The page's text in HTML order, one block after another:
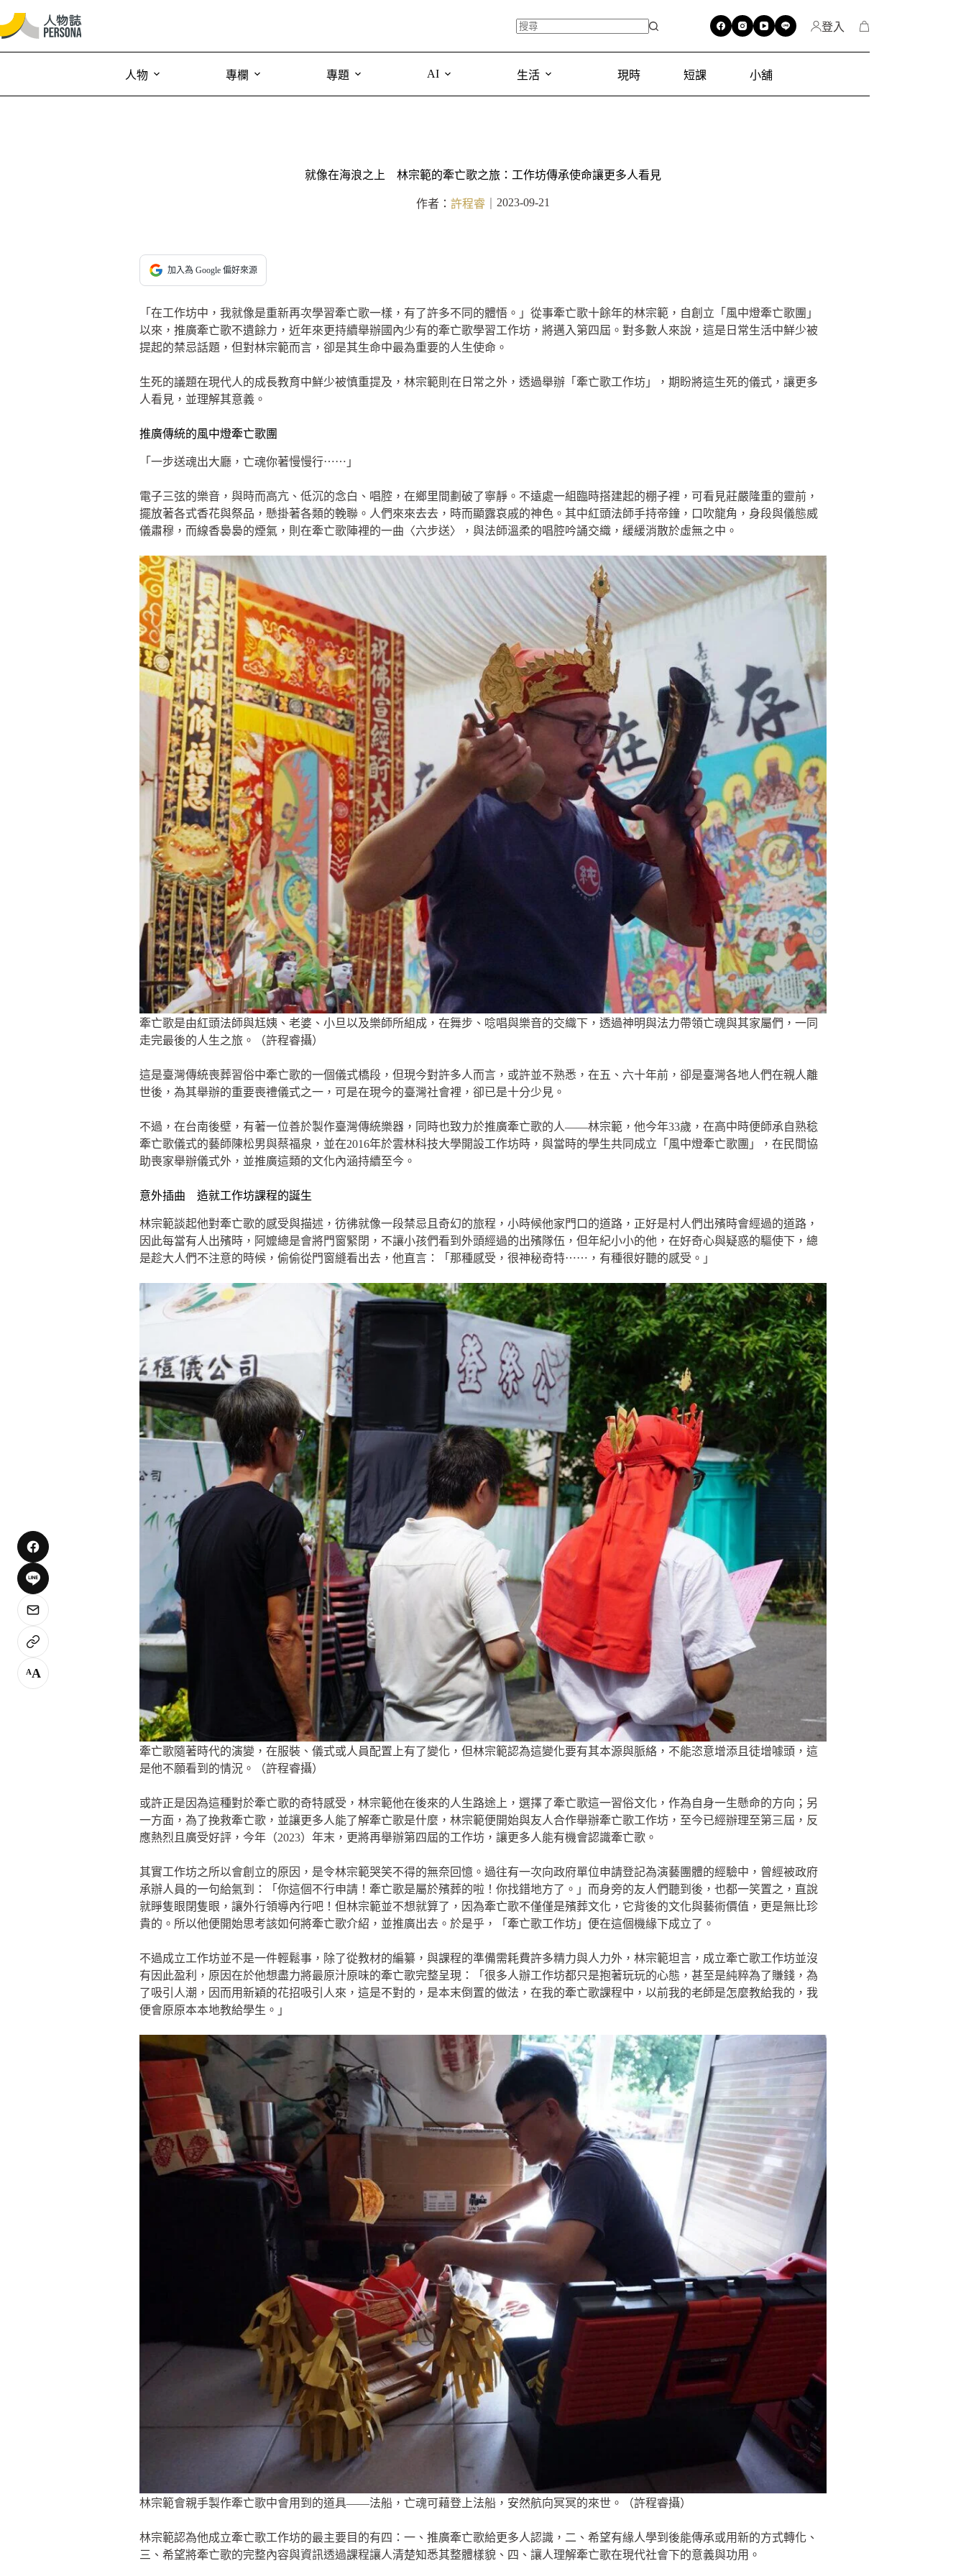
登入
人物 專欄 專題 AI 生活 現時 短課 小舖
就像在海浪之上 林宗範的牽亡歌之旅：工作坊傳承使命讓更多人看見
作者： 許程睿 2023-09-21
加入為 Google 偏好來源
「在工作坊中，我就像是重新再次學習牽亡歌一樣，有了許多不同的體悟。」從事牽亡歌十餘年的林宗範，自創立「風中燈牽亡歌團」
以來，推廣牽亡歌不遺餘力，近年來更持續舉辦國內少有的牽亡歌學習工作坊，將邁入第四屆。對多數人來說，這是日常生活中鮮少被
提起的禁忌話題，但對林宗範而言，卻是其生命中最為重要的人生使命。
生死的議題在現代人的成長教育中鮮少被慎重提及，林宗範則在日常之外，透過舉辦「牽亡歌工作坊」，期盼將這生死的儀式，讓更多
人看見，並理解其意義。
推廣傳統的風中燈牽亡歌團
「一步送魂出大廳，亡魂你著慢慢行⋯⋯」
電子三弦的樂音，與時而高亢、低沉的念白、唱腔，在鄉里間劃破了寧靜。不遠處一組臨時搭建起的棚子裡，可看見莊嚴隆重的靈前，
擺放著各式香花與祭品，懸掛著各類的輓聯。人們來來去去，時而顯露哀戚的神色。其中紅頭法師手持帝鐘，口吹龍角，身段與儀態威
儀肅穆，而線香裊裊的煙氣，則在牽亡歌陣裡的一曲〈六步送〉，與法師溫柔的唱腔吟誦交織，緩緩消散於虛無之中。
牽亡歌是由紅頭法師與尪姨、老婆、小旦以及樂師所組成，在舞步、唸唱與樂音的交織下，透過神明與法力帶領亡魂與其家屬們，一同
走完最後的人生之旅。（許程睿攝）
這是臺灣傳統喪葬習俗中牽亡歌的一個儀式橋段，但現今對許多人而言，或許並不熟悉，在五、六十年前，卻是臺灣各地人們在親人離
世後，為其舉辦的重要喪禮儀式之一，可是在現今的臺灣社會裡，卻已是十分少見。
不過，在台南後壁，有著一位善於製作臺灣傳統樂器，同時也致力於推廣牽亡歌的人——林宗範，他今年33歲，在高中時便師承自熟稔
牽亡歌儀式的藝師陳松男與蔡福泉，並在2016年於雲林科技大學開設工作坊時，與當時的學生共同成立「風中燈牽亡歌團」，在民間協
助喪家舉辦儀式外，並推廣這類的文化內涵持續至今。
意外插曲 造就工作坊課程的誕生
林宗範談起他對牽亡歌的感受與描述，彷彿就像一段禁忌且奇幻的旅程，小時候他家門口的道路，正好是村人們出殯時會經過的道路，
因此每當有人出殯時，阿嬤總是會將門窗緊閉，不讓小孩們看到外頭經過的出殯隊伍，但年紀小小的他，在好奇心與疑惑的驅使下，總
是趁大人們不注意的時候，偷偷從門窗縫看出去，他直言：「那種感受，很神秘奇特⋯⋯，有種很好聽的感受。」
牽亡歌隨著時代的演變，在服裝、儀式或人員配置上有了變化，但林宗範認為這變化要有其本源與脈絡，不能恣意增添且徒增噱頭，這
是他不願看到的情況。（許程睿攝）
或許正是因為這種對於牽亡歌的奇特感受，林宗範他在後來的人生路途上，選擇了牽亡歌這一習俗文化，作為自身一生懸命的方向；另
一方面，為了挽救牽亡歌，並讓更多人能了解牽亡歌是什麼，林宗範便開始與友人合作舉辦牽亡歌工作坊，至今已經辦理至第三屆，反
應熱烈且廣受好評，今年（2023）年末，更將再舉辦第四屆的工作坊，讓更多人能有機會認識牽亡歌。
其實工作坊之所以會創立的原因，是令林宗範哭笑不得的無奈回憶。過往有一次向政府單位申請登記為演藝團體的經驗中，曾經被政府
承辦人員的一句給氣到：「你這個不行申請！牽亡歌是屬於殯葬的啦！你找錯地方了。」而身旁的友人們聽到後，也都一笑置之，直說
就睜隻眼閉隻眼，讓外行領導內行吧！但林宗範並不想就算了，因為牽亡歌不僅僅是殯葬文化，它背後的文化與藝術價值，更是無比珍
貴的。所以他便開始思考該如何將牽亡歌介紹，並推廣出去。於是乎，「牽亡歌工作坊」便在這個機緣下成立了。
不過成立工作坊並不是一件輕鬆事，除了從教材的編纂，與課程的準備需耗費許多精力與人力外，林宗範坦言，成立牽亡歌工作坊並沒
有因此盈利，原因在於他想盡力將最原汁原味的牽亡歌完整呈現：「很多人辦工作坊都只是抱著玩玩的心態，甚至是純粹為了賺錢，為
了吸引人潮，因而用新穎的花招吸引人來，這是不對的，是本末倒置的做法，在我的牽亡歌課程中，以前我的老師是怎麼教給我的，我
便會原原本本地教給學生。」
林宗範會親手製作牽亡歌中會用到的道具——法船，亡魂可藉登上法船，安然航向冥冥的來世。（許程睿攝）
林宗範認為他成立牽亡歌工作坊的最主要目的有四：一、推廣牽亡歌給更多人認識，二、希望有緣人學到後能傳承或用新的方式轉化、
三、希望將牽亡歌的完整內容與資訊透過課程讓人清楚知悉其整體樣貌、四、讓人理解牽亡歌在現代社會下的意義與功用。
AA